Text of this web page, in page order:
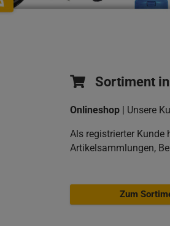
Sortiment
Onlineshop | Unsere
Als registrierter Kunde
Artikelsammlungen,
Zum